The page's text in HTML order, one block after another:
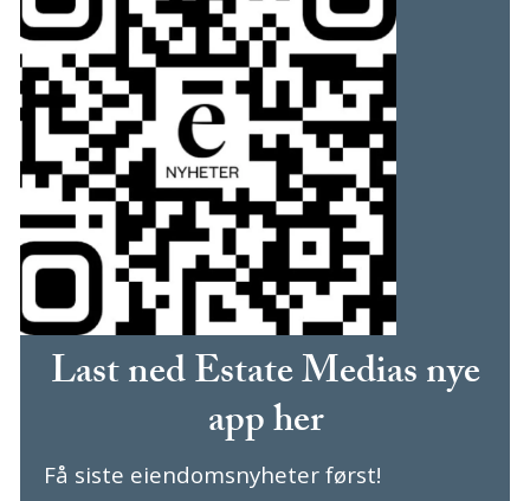
Last ned Estate Medias nye
app her
Få siste eiendomsnyheter først!